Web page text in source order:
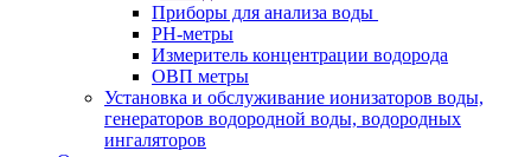
Приборы для анализа воды
PH-метры
Измеритель концентрации водорода
ОВП метры
Установка и обслуживание ионизаторов воды,
генераторов водородной воды, водородных
ингаляторов